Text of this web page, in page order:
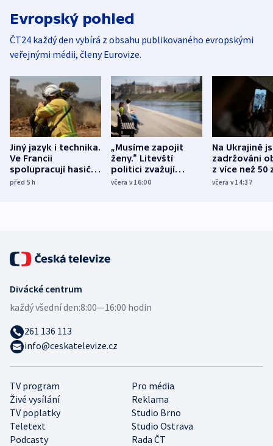
Evropský pohled
ČT24 každý den vybírá z obsahu publikovaného evropskými
veřejnými médii, členy Eurovize.
Jiný jazyk i technika.
Ve Francii
spolupracují hasiči z
různých zemí
před 5h
„Musíme zapojit
ženy.“ Litevští
politici zvažují
dohodu o
včera v 16:00
Na Ukrajině
zadržováni
z více než 50
Bojovali na
včera v 14:37
TV program
Pro média
Živé vysílání
Reklama
TV poplatky
Studio Brno
Teletext
Studio Ostrava
Podcasty
Rada ČT
Divácké centrum
každý všední den:8:00—16:00 hodin
261 136 113
info@ceskatelevize.cz